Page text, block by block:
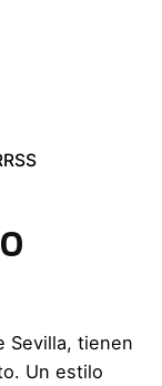
Sevilla, tienen
Un estilo